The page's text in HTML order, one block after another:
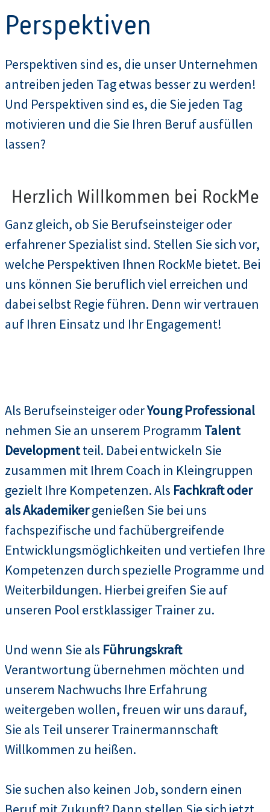
Perspektiven
Perspektiven sind es, die unser Unternehmen
antreiben jeden Tag etwas besser zu werden!
Und Perspektiven sind es, die Sie jeden Tag
motivieren und die Sie Ihren Beruf ausfüllen
lassen?
Herzlich Willkommen bei RockMe
Ganz gleich, ob Sie Berufseinsteiger oder
erfahrener Spezialist sind. Stellen Sie sich vor,
welche Perspektiven Ihnen RockMe bietet. Bei
uns können Sie beruflich viel erreichen und
dabei selbst Regie führen. Denn wir vertrauen
auf Ihren Einsatz und Ihr Engagement!
Als Berufseinsteiger oderYoung Professional
nehmen Sie an unserem Programm Talent
Developmentteil. Dabei entwickeln Sie
zusammen mit Ihrem Coach in Kleingruppen
gezielt Ihre Kompetenzen. Als Fachkraft oder
als Akademikergenießen Sie bei uns
fachspezifische und fachübergreifende
Entwicklungsmöglichkeiten und vertiefen Ihre
Kompetenzen durch spezielle Programme und
Weiterbildungen. Hierbei greifen Sie auf
unseren Pool erstklassiger Trainer zu.
Und wenn Sie als Führungskraft
Verantwortung übernehmen möchten und
unserem Nachwuchs Ihre Erfahrung
weitergeben wollen, freuen wir uns darauf,
Sie als Teil unserer Trainermannschaft
Willkommen zu heißen.
Sie suchen also keinen Job, sondern einen